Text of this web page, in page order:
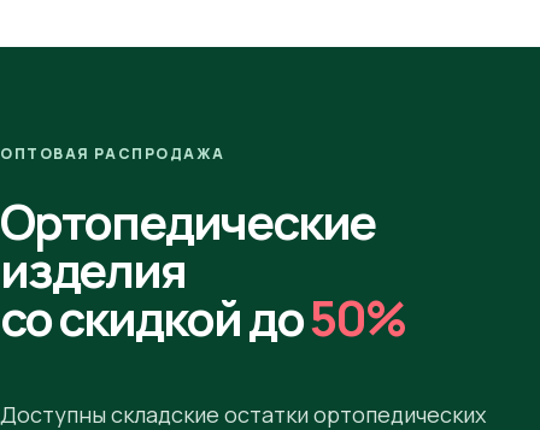
ОПТОВАЯ РАСПРОДАЖА
Ортопедические
изделия
со скидкой до50%
Доступны складские остатки ортопедических